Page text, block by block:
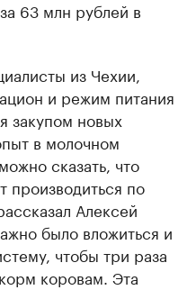
63 млн рублей в
из Чехии,
и режим питания
закупом новых
в молочном
сказать, что
производиться по
Алексей
было вложиться и
чтобы три раза
коровам. Эта